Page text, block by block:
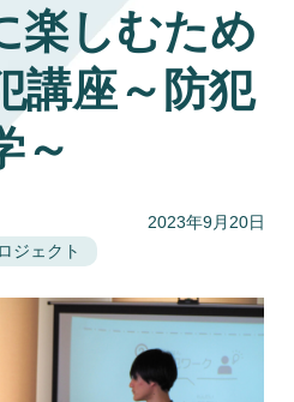
楽しむため
講座～防犯
～
2023年9月20日
ジェクト